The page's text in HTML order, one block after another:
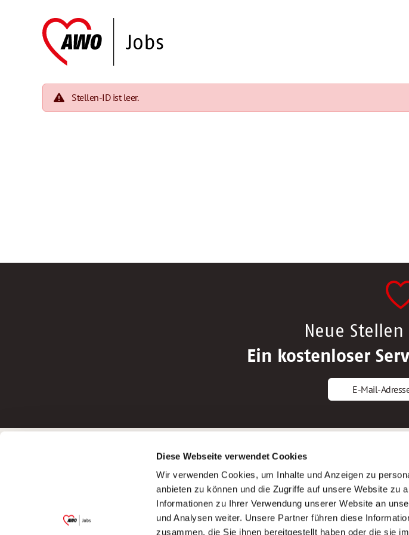
Diese Webseite verwendet Cookies
Wir verwenden Cookies, um Inhalte und Anzeigen zu
anbieten zu können und die Zugriffe auf unsere Website zu
Informationen zu Ihrer Verwendung unserer Website an
und Analysen weiter. Unsere Partner führen diese
zusammen, die Sie ihnen bereitgestellt haben oder die sie
Stellen-ID ist leer.
Neue
Ein kostenloser
E-Mail-
Garitz Bewirtschaftungsbetriebe GmbH
(Ein Tochterunternehmen des AWO
Bezirksverbandes Unterfranken e.V.)
Bewerbungstipps
Bewerbung als Altenpfleger*in
Bewerbung als Krankenpfleger*in
Bewerbung als Altenpflegehelfer*in
Bewerbung als Erzieher*in